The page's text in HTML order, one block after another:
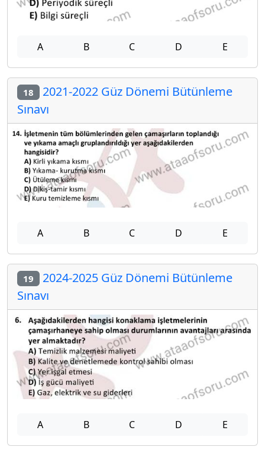
A B C D E
18 2021-2022 Güz Dönemi Bütünleme
Sınavı
A B C D E
19 2024-2025 Güz Dönemi Bütünleme
Sınavı
A B C D E